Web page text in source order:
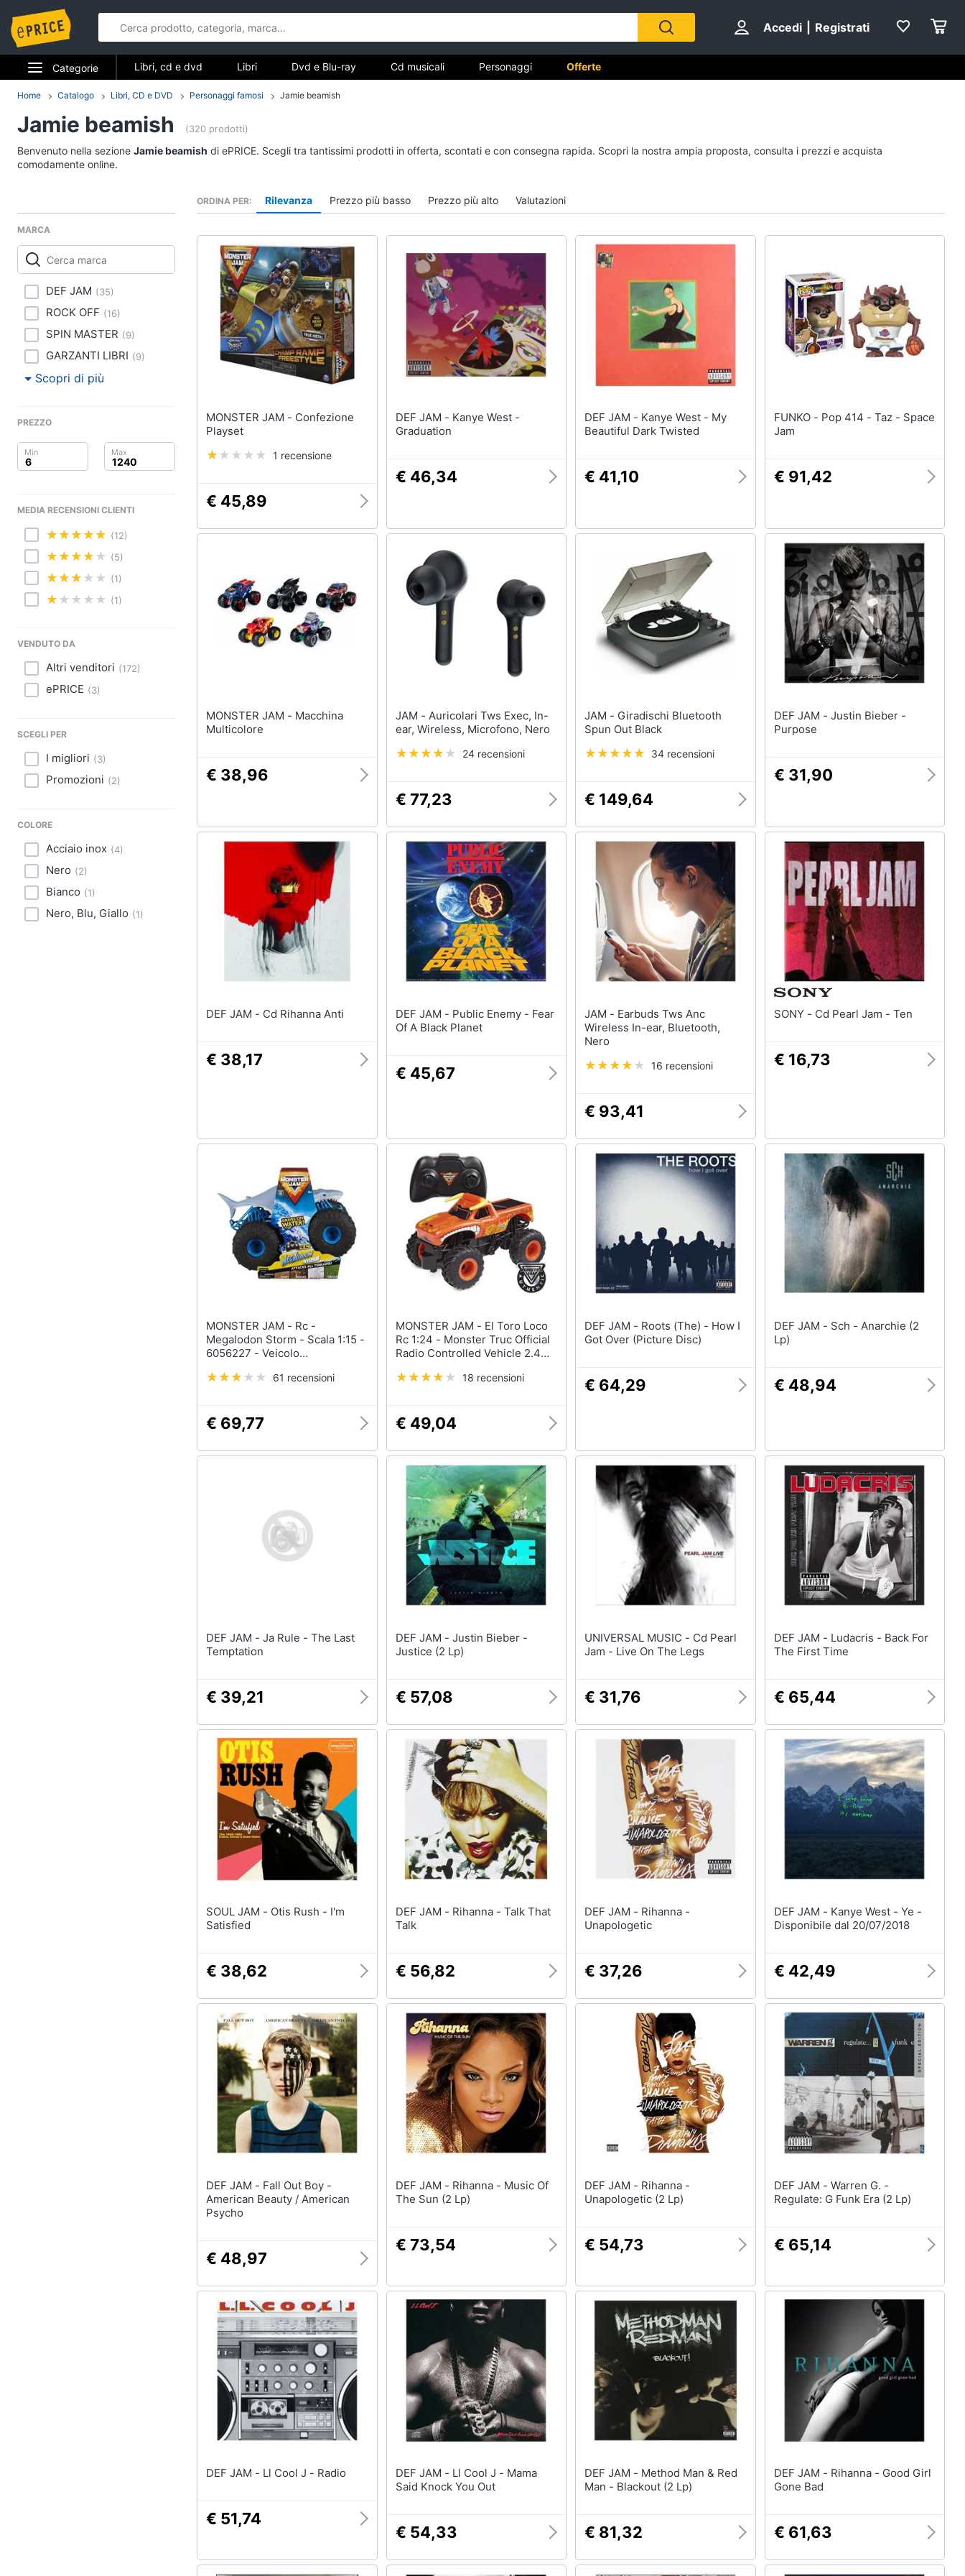
Accedi Registrati
Categorie
Elettrodomestici
Informatica
Telefonia
Videogiochi
Audio e musica
Arredo
Brico e Giardinaggio
Prima infanzia
Fotografia
Casalinghi
Sport
Festività e ricorrenze
Libri, cd e dvd
Libri di Cucina
Architettura
Vedi tutti
Walt disney film
Vedi tutti
Musica Leggera
Vedi tutti
Libri, cd e dvd Libri Dvd e Blu-ray Cd musicali Personaggi Offerte
Home Catalogo Libri, CD e DVD Personaggi famosi Jamie beamish
Jamie beamish (320 prodotti)
Benvenuto nella sezione Jamie beamish di ePRICE. Scegli tra tantissimi prodotti in offerta, scontati e con consegna rapida. Scopri la nostra ampia proposta, consulta i prezzi e acquista
comodamente online.
MARCA
DEF JAM (35)
ROCK OFF (16)
SPIN MASTER (9)
GARZANTI LIBRI (9)
Scopri di più
PREZZO
MEDIA RECENSIONI CLIENTI
(12)
(5)
(1)
(1)
VENDUTO DA
Altri venditori (172)
ePRICE (3)
SCEGLI PER
I migliori (3)
Promozioni (2)
COLORE
Acciaio inox (4)
Nero (2)
Bianco (1)
Nero, Blu, Giallo (1)
ORDINA PER Rilevanza Prezzo più basso Prezzo più alto Valutazioni
MONSTER JAM - Confezione
Playset
1 recensione
€ 45,89
DEF JAM - Kanye West -
Graduation
€ 46,34
DEF JAM - Kanye West - My
Beautiful Dark Twisted
€ 41,10
FUNKO - Pop 414 - Taz - Space
Jam
€ 91,42
MONSTER JAM - Macchina
Multicolore
€ 38,96
JAM - Auricolari Tws Exec, In-
ear, Wireless, Microfono, Nero
24 recensioni
€ 77,23
JAM - Giradischi Bluetooth
Spun Out Black
34 recensioni
€ 149,64
DEF JAM - Justin Bieber -
Purpose
€ 31,90
DEF JAM - Cd Rihanna Anti
€ 38,17
DEF JAM - Public Enemy - Fear
Of A Black Planet
€ 45,67
JAM - Earbuds Tws Anc
Wireless In-ear, Bluetooth,
Nero
16 recensioni
€ 93,41
SONY - Cd Pearl Jam - Ten
€ 16,73
MONSTER JAM - Rc -
Megalodon Storm - Scala 1:15 -
6056227 - Veicolo
61 recensioni
€ 69,77
MONSTER JAM - El Toro Loco
Rc 1:24 - Monster Truc Official
Radio Controlled Vehicle 2.4
Bambini 4 Anni E +18 recensioni
€ 49,04
DEF JAM - Roots (The) - How I
Got Over (Picture Disc)
€ 64,29
DEF JAM - Sch - Anarchie (2
Lp)
€ 48,94
DEF JAM - Ja Rule - The Last
Temptation
€ 39,21
DEF JAM - Justin Bieber -
Justice (2 Lp)
€ 57,08
UNIVERSAL MUSIC - Cd Pearl
Jam - Live On The Legs
€ 31,76
DEF JAM - Ludacris - Back For
The First Time
€ 65,44
SOUL JAM - Otis Rush - I'm
Satisfied
€ 38,62
DEF JAM - Rihanna - Talk That
Talk
€ 56,82
DEF JAM - Rihanna -
Unapologetic
€ 37,26
DEF JAM - Kanye West - Ye -
Disponibile dal 20/07/2018
€ 42,49
DEF JAM - Fall Out Boy -
American Beauty / American
Psycho
€ 48,97
DEF JAM - Rihanna - Music Of
The Sun (2 Lp)
€ 73,54
DEF JAM - Rihanna -
Unapologetic (2 Lp)
€ 54,73
DEF JAM - Warren G. -
Regulate: G Funk Era (2 Lp)
€ 65,14
DEF JAM - Ll Cool J - Radio
€ 51,74
DEF JAM - Ll Cool J - Mama
Said Knock You Out
€ 54,33
DEF JAM - Method Man & Red
Man - Blackout (2 Lp)
€ 81,32
DEF JAM - Rihanna - Good Girl
Gone Bad
€ 61,63